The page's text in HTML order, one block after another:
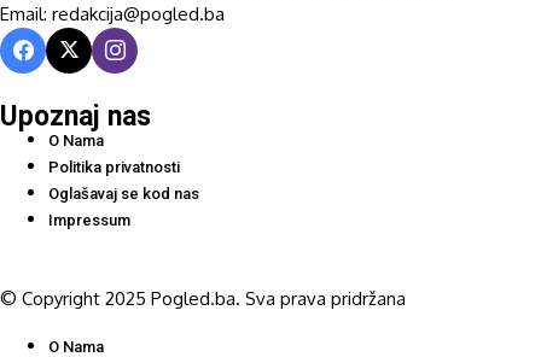
Email: redakcija@pogled.ba
Upoznaj nas
O Nama
Politika privatnosti
Oglašavaj se kod nas
Impressum
© Copyright 2025 Pogled.ba. Sva prava pridržana
O Nama